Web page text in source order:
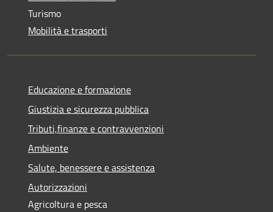
Turismo
Mobilità e trasporti
Educazione e formazione
Giustizia e sicurezza pubblica
Tributi,finanze e contravvenzioni
Ambiente
Salute, benessere e assistenza
Autorizzazioni
Agricoltura e pesca